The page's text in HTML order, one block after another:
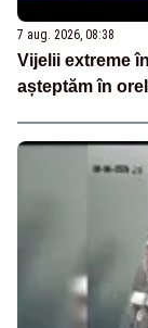
7 aug. 2026, 08:38
Vijelii extreme
așteptăm în